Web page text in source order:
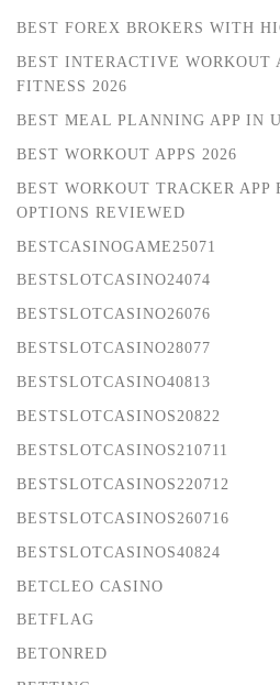
BEST FOREX BROKERS WITH
BEST INTERACTIVE WORKOUT
FITNESS 2026
BEST MEAL PLANNING APP IN
BEST WORKOUT APPS 2026
BEST WORKOUT TRACKER APP
OPTIONS REVIEWED
BESTCASINOGAME25071
BESTSLOTCASINO24074
BESTSLOTCASINO26076
BESTSLOTCASINO28077
BESTSLOTCASINO40813
BESTSLOTCASINOS20822
BESTSLOTCASINOS210711
BESTSLOTCASINOS220712
BESTSLOTCASINOS260716
BESTSLOTCASINOS40824
BETCLEO CASINO
BETFLAG
BETONRED